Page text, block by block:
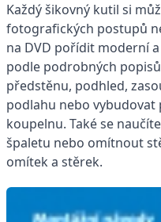
Každý šikovný kutil si
fotografických postupů
na DVD pořídit moderní
podle podrobných
předstěnu, podhled,
podlahu nebo
koupelnu. Také se
špaletu nebo omítnout
omítek a stěrek.